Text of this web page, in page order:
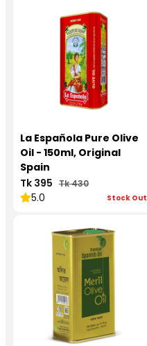
La Española Pure Olive
Oil - 150ml, Original
Spain
Tk 395 Tk 430
5.0 Stock Out